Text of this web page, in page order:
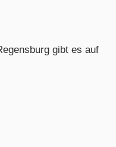
gibt es auf